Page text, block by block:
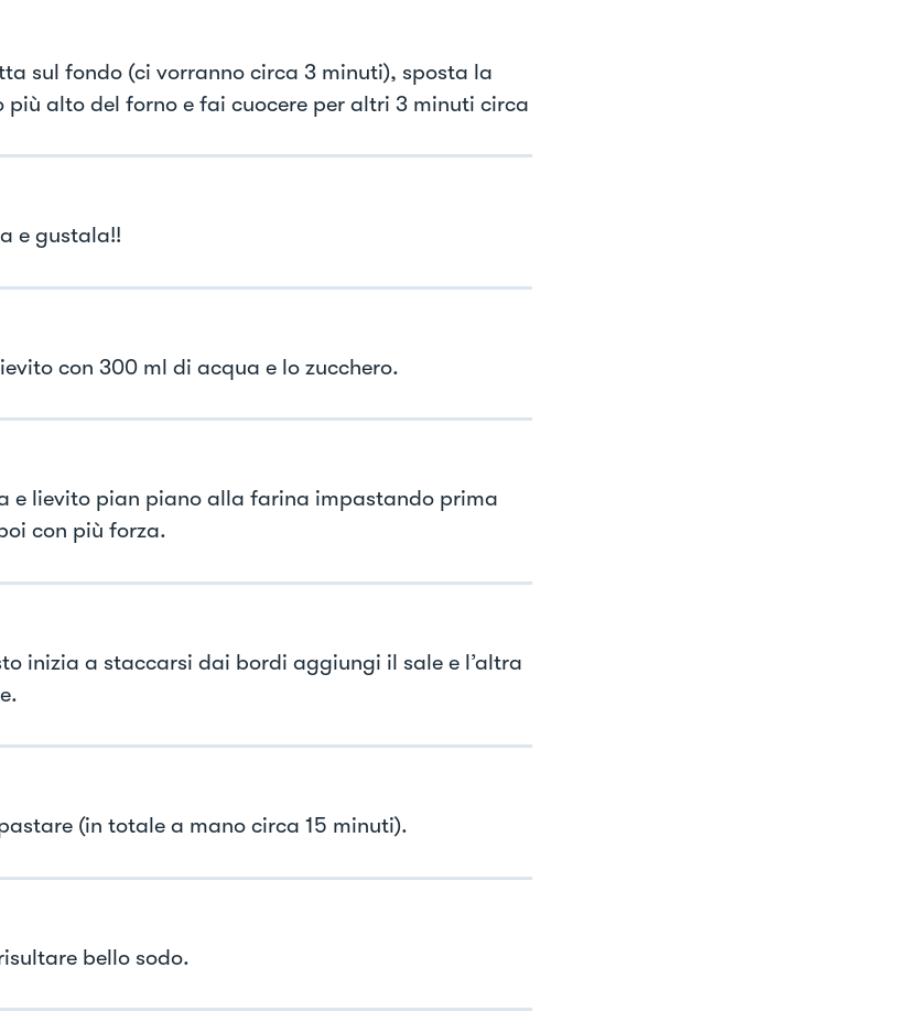
sul fondo (ci vorranno circa 3 minuti), sposta la
più alto del forno e fai cuocere per altri 3 minuti circa
e gustala!!
con 300 ml di acqua e lo zucchero.
e lievito pian piano alla farina impastando prima
con più forza.
inizia a staccarsi dai bordi aggiungi il sale e l’altra
(in totale a mano circa 15 minuti).
bello sodo.